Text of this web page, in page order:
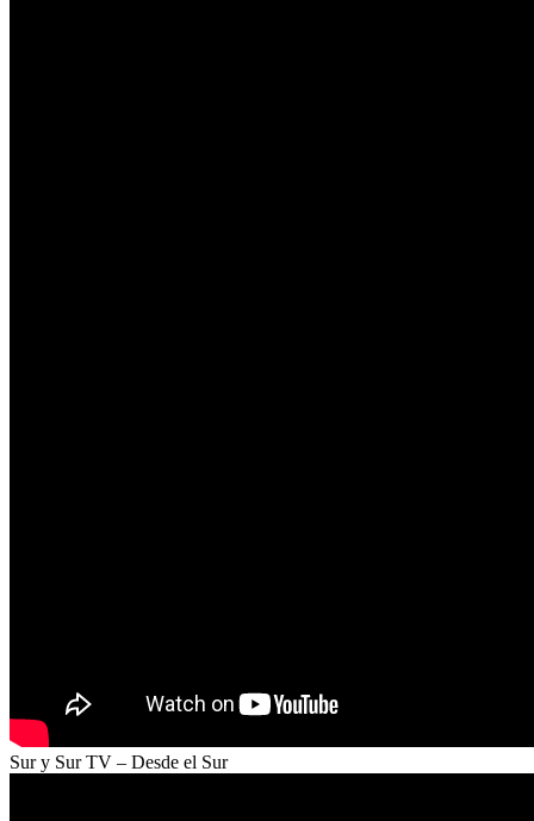
Sur y Sur TV – Desde el Sur